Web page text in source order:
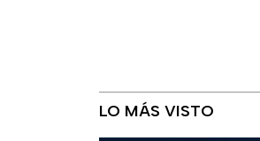
LO MÁS VISTO